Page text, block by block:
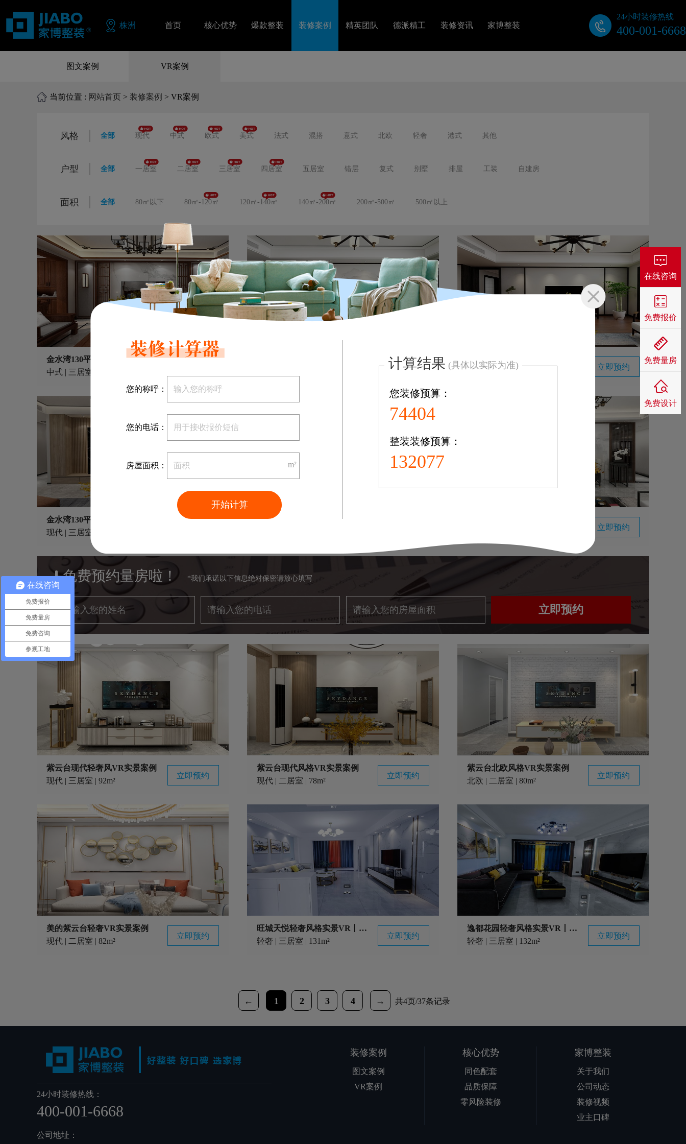
株洲 首页 核心优势 爆款整装 装修案例 精英团队 德派精工 装修资讯 家博整装
业主口碑
24小时装修热线
400-001-6668
图文案例 VR案例
当前位置 : 网站首页 > 装修案例 > VR案例
风格 全部 现代 中式 欧式 美式 法式 混搭 意式 北欧 轻奢 港式 其他
户型 全部 一居室 二居室 三居室 四居室 五居室 错层 复式 别墅 排屋 工装 自建房
面积 全部 80㎡以下 80㎡-120㎡ 120㎡-140㎡ 140㎡-200㎡ 200㎡-500㎡ 500㎡以上
金水湾130平中式风格VR实景案例
中式 | 三居室 | 130m²
立即预约
中式 | 四居室 | 177m²
立即预约
现代 | 三居室 | 130m²
立即预约
免费预约量房啦！ *我们承诺以下信息绝对保密请放心填写
立即预约
紫云台现代轻奢风VR实景案例
现代 | 三居室 | 92m²
立即预约
紫云台现代风格VR实景案例
现代 | 二居室 | 78m²
立即预约
紫云台北欧风格VR实景案例
北欧 | 二居室 | 80m²
立即预约
美的紫云台轻奢VR实景案例
现代 | 二居室 | 82m²
立即预约
旺城天悦轻奢风格实景VR丨家博同色配套实景案例
轻奢 | 三居室 | 131m²
立即预约
逸都花园轻奢风格实景VR丨家博同色配套实景案例
轻奢 | 三居室 | 132m²
立即预约
← 1 2 3 4 → 共4页/37条记录
24小时装修热线：
400-001-6668
公司地址：
装修案例
图文案例
VR案例
核心优势
同色配套
品质保障
零风险装修
家博整装
关于我们
公司动态
装修视频
业主口碑
您的称呼：
您的电话：
房屋面积： m²
开始计算
计算结果 (具体以实际为准)
您装修预算：
112990
整装装修预算：
107031
在线咨询
免费报价
免费量房
免费设计
在线咨询
免费报价
免费量房
免费咨询
参观工地